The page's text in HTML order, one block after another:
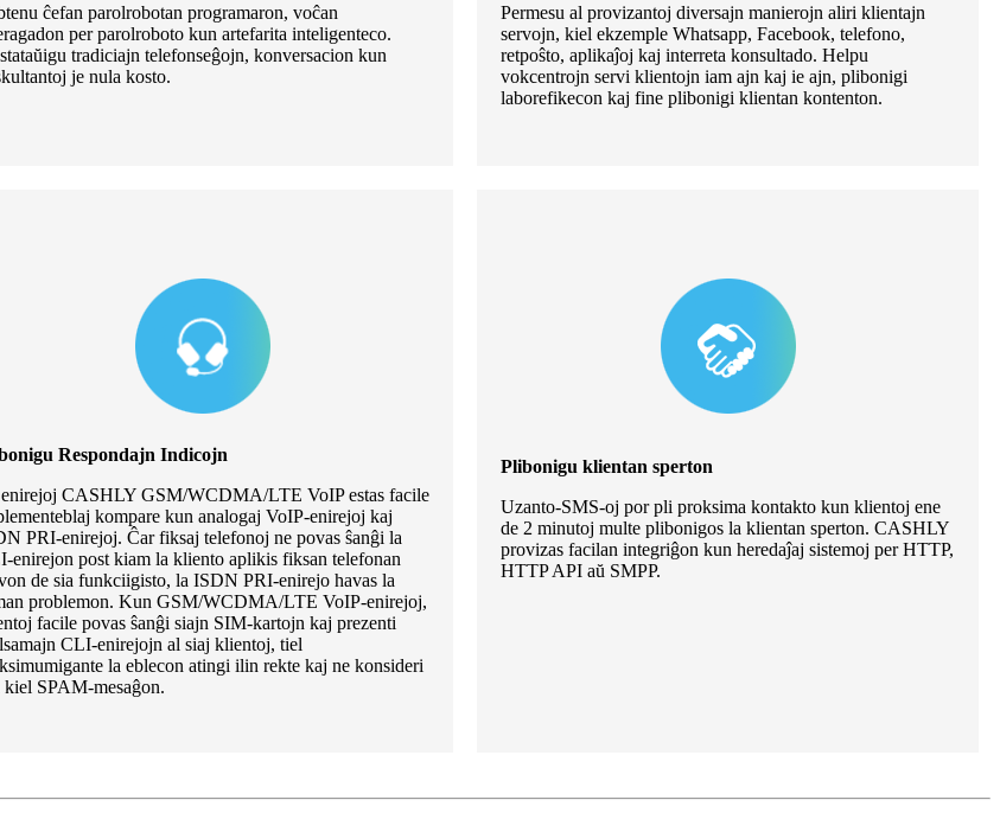
ĉefan parolrobotan programaron, voĉan
per parolroboto kun artefarita inteligenteco.
tradiciajn telefonseĝojn, konversacion kun
je nula kosto.
Permesu al provizantoj diversajn manierojn aliri klientajn
servojn, kiel ekzemple Whatsapp, Facebook, telefono,
retpoŝto, aplikaĵoj kaj interreta konsultado. Helpu
vokcentrojn servi klientojn iam ajn kaj ie ajn, plibonigi
laborefikecon kaj fine plibonigi klientan kontenton.
Respondajn Indicojn
CASHLY GSM/WCDMA/LTE VoIP estas facile
kompare kun analogaj VoIP-enirejoj kaj
PRI-enirejoj. Ĉar fiksaj telefonoj ne povas ŝanĝi la
enirejon post kiam la kliento aplikis fiksan telefonan
de sia funkciigisto, la ISDN PRI-enirejo havas la
problemon. Kun GSM/WCDMA/LTE VoIP-enirejoj,
facile povas ŝanĝi siajn SIM-kartojn kaj prezenti
CLI-enirejojn al siaj klientoj, tiel
la eblecon atingi ilin rekte kaj ne konsideri
SPAM-mesaĝon.
Plibonigu klientan sperton
Uzanto-SMS-oj por pli proksima kontakto kun klientoj ene
de 2 minutoj multe plibonigos la klientan sperton. CASHLY
provizas facilan integriĝon kun heredaĵaj sistemoj per HTTP,
HTTP API aŭ SMPP.